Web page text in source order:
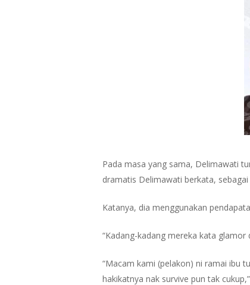
Pada masa yang sama, Delimawati
dramatis Delimawati berkata,
Katanya, dia menggunakan
“Kadang-kadang mereka kata
“Macam kami (pelakon) ni ramai ibu
hakikatnya nak survive pun tak